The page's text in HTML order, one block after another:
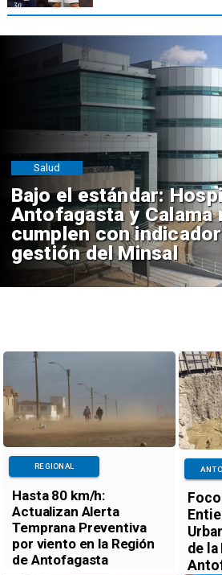
Bajo el estándar:
Antofagasta y Calama
cumplen con
gestión del Minsal
Salud
Hasta 80 km/h:
Actualizan Alerta
Temprana Preventiva
por viento en la Región
de Antofagasta
REGIONAL
de